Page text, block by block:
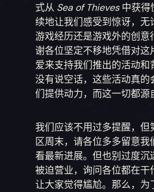
式从 Sea of Thieves中获得
续地让我们感受到惊讶，无
游戏经历还是游戏外的创意
谢各位坚定不移地凭借对这
爱来支持我们推出的活动和
没有说空话，这些活动真的
们提供动力，而这一切都源
我们应该不用过多提醒，但
区周末，请各位多多留意我
看最新进展。但也别过度沉
被迫营业，询问各位都在干
让大家觉得尴尬。那么，为